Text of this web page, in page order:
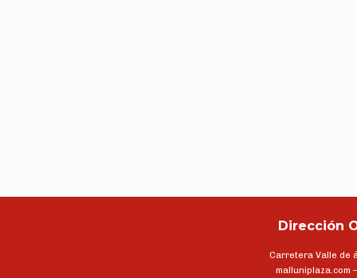
Dirección
Carretera Valle de
malluniplaza.com